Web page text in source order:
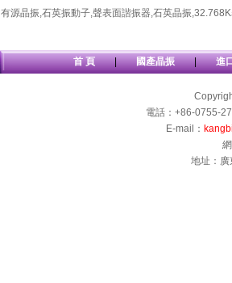
有源晶振,石英振動子,聲表面諧振器,石英晶振,
首 頁 | 國產晶振 | 進
電話：+86-0755-
E-mail：
地址：